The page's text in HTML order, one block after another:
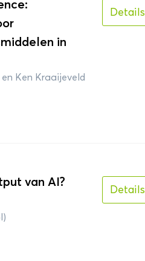
in
Ken Kraaijeveld
Details
van AI?
Details